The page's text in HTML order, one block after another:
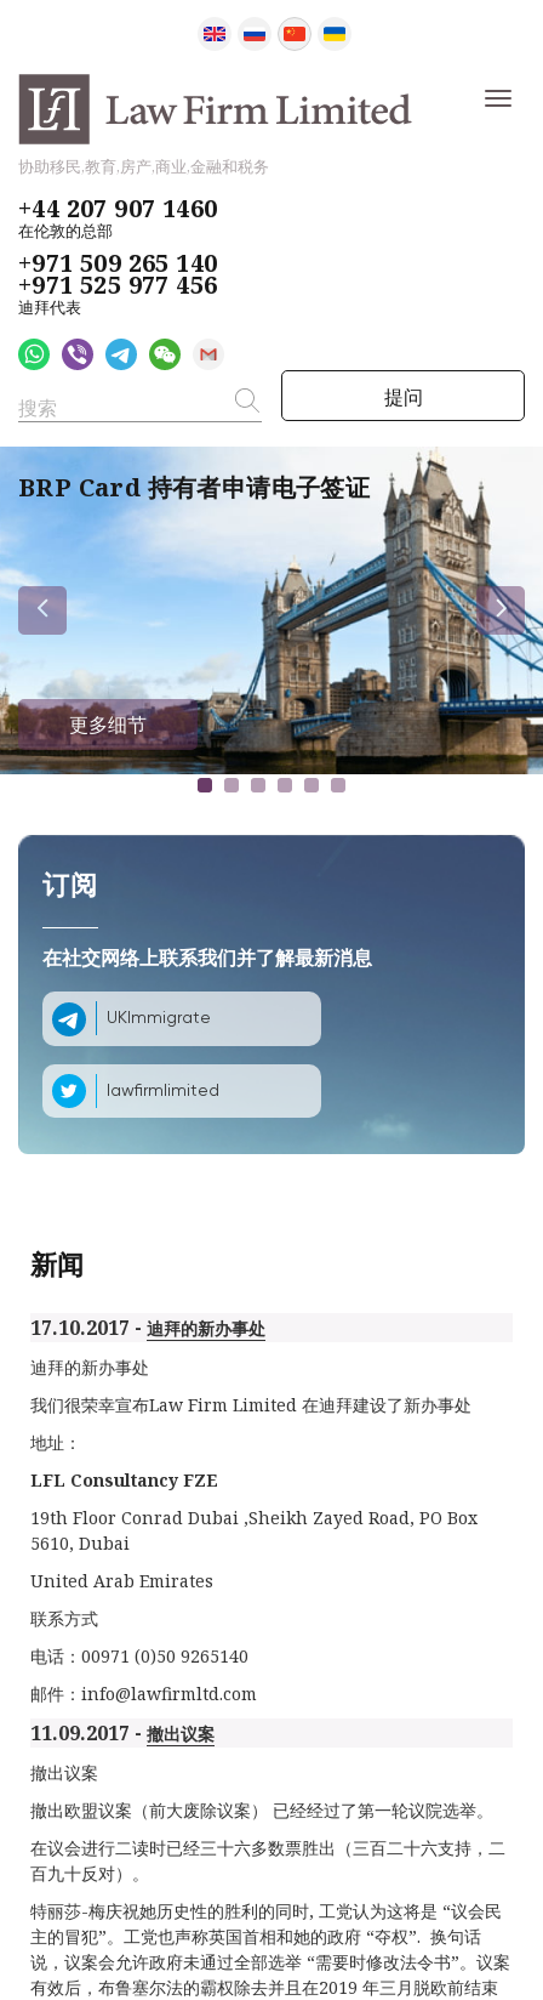
协助移民,教育,房产,商业,金融和税务
+44 207 907 1460
在伦敦的总部
+971 509 265 140
+971 525 977 456
迪拜代表
提问
BRP Card 持有者申请电子签证
更多细节
订阅
在社交网络上联系我们并了解最新消息
UKImmigrate
lawfirmlimited
新闻
17.10.2017 - 迪拜的新办事处
迪拜的新办事处
我们很荣幸宣布Law Firm Limited 在迪拜建设了新办事处
地址：
LFL Consultancy FZE
19th Floor Conrad Dubai ,Sheikh Zayed Road, PO Box
5610, Dubai
United Arab Emirates
联系方式
电话：00971 (0)50 9265140
邮件： info@lawfirmltd.com
11.09.2017 - 撤出议案
撤出议案
撤出欧盟议案（前大废除议案） 已经经过了第一轮议院选举。
在议会进行二读时已经三十六多数票胜出（三百二十六支持，二
百九十反对）。
特丽莎-梅庆祝她历史性的胜利的同时, 工党认为这将是 “议会民
主的冒犯”。工党也声称英国首相和她的政府 “夺权”. 换句话
说，议案会允许政府未通过全部选举 “需要时修改法令书”。议案
有效后，布鲁塞尔法的霸权除去并且在2019 年三月脱欧前结束